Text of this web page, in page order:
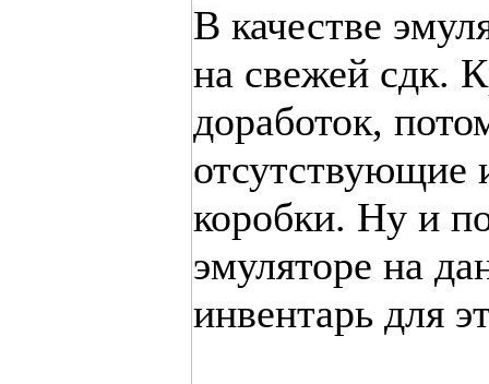
В качестве
на свежей сдк.
доработок,
отсутствующие
коробки. Ну и
эмуляторе на
инвентарь для